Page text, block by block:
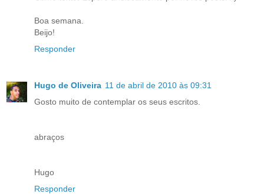
Boa semana.
Beijo!
Responder
Hugo de Oliveira 11 de abril de 2010 às 09:31
Gosto muito de contemplar os seus escritos.
abraços
Hugo
Responder